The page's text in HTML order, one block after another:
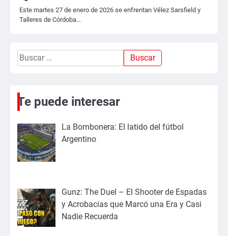
Este martes 27 de enero de 2026 se enfrentan Vélez Sarsfield y
Talleres de Córdoba…
Buscar:
Te puede interesar
La Bombonera: El latido del fútbol
Argentino
Gunz: The Duel – El Shooter de Espadas
y Acrobacias que Marcó una Era y Casi
Nadie Recuerda